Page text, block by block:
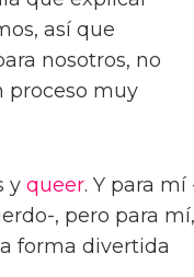
así que
nosotros, no
proceso muy
y queer. Y para mí
, pero para mí,
forma divertida